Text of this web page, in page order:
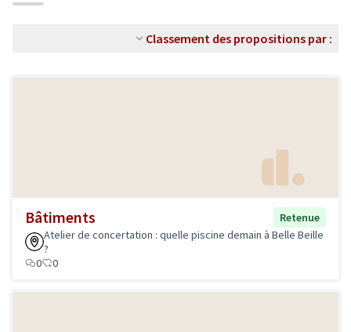
Classement des propositions par :
Bâtiments
Retenue
Atelier de concertation : quelle piscine demain à Belle Beille
?
0
0